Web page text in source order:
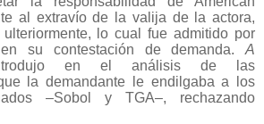
al extravío de la valija de la actora,
lo cual fue admitido por
su contestación de demanda. A
en el análisis de las
la demandante le endilgaba a los
–Sobol y TGA–, rechazando